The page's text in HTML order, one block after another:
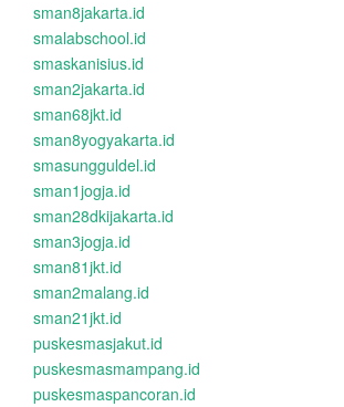
sman8jakarta.id
smalabschool.id
smaskanisius.id
sman2jakarta.id
sman68jkt.id
sman8yogyakarta.id
smasungguldel.id
sman1jogja.id
sman28dkijakarta.id
sman3jogja.id
sman81jkt.id
sman2malang.id
sman21jkt.id
puskesmasjakut.id
puskesmasmampang.id
puskesmaspancoran.id